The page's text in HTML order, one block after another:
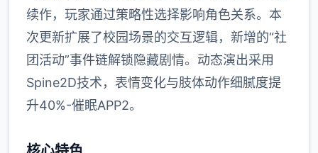
续作，玩家通过策略性选择影响角色关系。本
次更新扩展了校园场景的交互逻辑，新增的“社
团活动”事件链解锁隐藏剧情。动态演出采用
Spine2D技术，表情变化与肢体动作细腻度提
升40%-催眠APP2。